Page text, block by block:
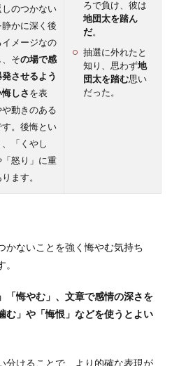
しのつかない
静かに深く後
イメージなの
、その場で感
させるよう
しさ を表
動きのある
す。後悔とい
、「くやし
「怒り」に重
ます。
ろで負け、彼は
地団太を踏ん
だ。
抽選に外れたと
知り、思わず地
団太を踏む思い
だった。
かないことを強く悔やむ気持ち
。
「悔やむ」、文章で感情の深さを
む」や「悔恨」などを使うとよい
分けることで、より的確な表現が